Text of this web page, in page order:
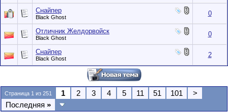
Снайпер
Black Ghost 0
Отличник Желдорвойск
Black Ghost 0
Снайпер
Black Ghost 2
Страница 1 из 251 1 2 3 4 5 11 51 101
>
Последняя »